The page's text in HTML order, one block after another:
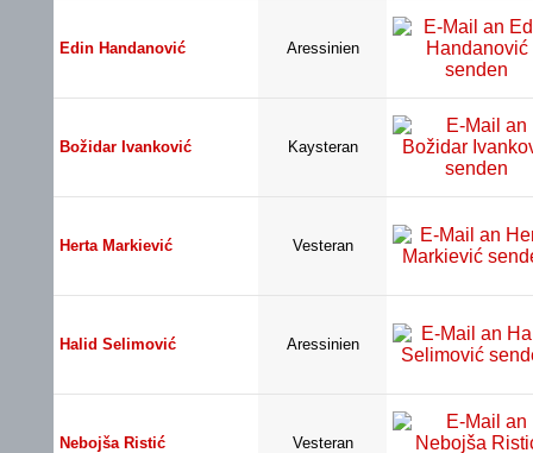
Edin Handanović Aressinien
Božidar Ivanković Kaysteran
Herta Markiević Vesteran
Halid Selimović Aressinien
Nebojša Ristić Vesteran